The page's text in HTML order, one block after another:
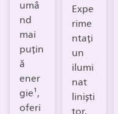
umâ
nd
mai
puțin
ă
ener
gie¹,
oferi
Expe
rime
ntați
un
ilumi
nat
liniști